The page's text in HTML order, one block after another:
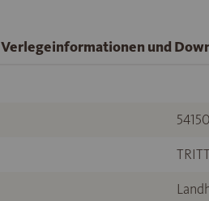
Verlegeinformationen und